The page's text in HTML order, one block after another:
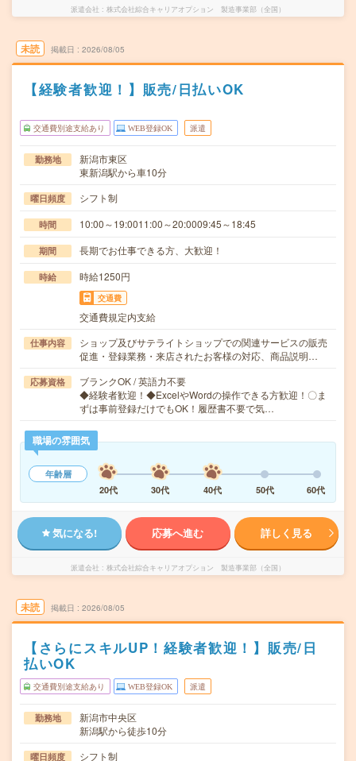
派遣会社 株式会社綜合キャリアオプション 製造事業部（全国）
未読 掲載日 2026/08/05
【経験者歓迎！】販売/日払いOK
交通費別途支給あり WEB登録OK 派遣
勤務地
新潟市東区
東新潟駅から車10分
曜日頻度 シフト制
時間 10:00～19:0011:00～20:0009:45～18:45
期間 長期でお仕事できる方、大歓迎！
時給 時給1250円
交通費
交通費規定内支給
仕事内容
ショップ及びサテライトショップでの関連サービスの販売
促進・登録業務・来店されたお客様の対応、商品説明…
応募資格
ブランクOK / 英語力不要
◆経験者歓迎！◆ExcelやWordの操作できる方歓迎！〇ま
ずは事前登録だけでもOK！履歴書不要で気…
職場の雰囲気
年齢層
20代
30代 40代 50代 60代
気になる! 応募へ進む 詳しく見る
派遣会社 株式会社綜合キャリアオプション 製造事業部（全国）
未読 掲載日 2026/08/05
【さらにスキルUP！経験者歓迎！】販売/日
払いOK
交通費別途支給あり WEB登録OK 派遣
勤務地
新潟市中央区
新潟駅から徒歩10分
曜日頻度 シフト制